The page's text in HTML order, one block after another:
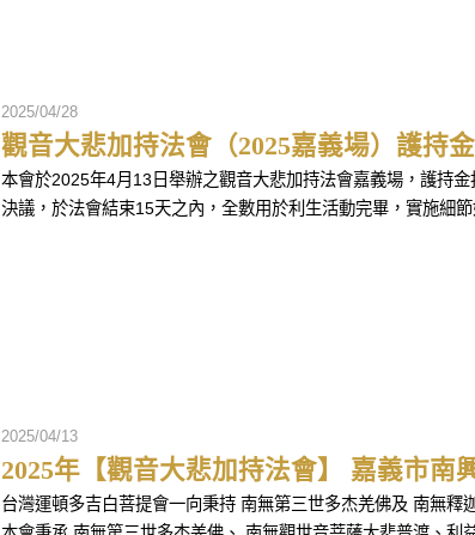
2025/04/28
觀音大悲加持法會（2025嘉義場）護持
本會於2025年4月13日舉辦之觀音大悲加持法會嘉義場，護持
決議，於法會結束15天之內，全數用於利生活動完畢，實施細節
2025/04/13
2025年【觀音大悲加持法會】 嘉義市南
台灣運頓多吉白菩提會一向秉持 南無第三世多杰羌佛及 南無